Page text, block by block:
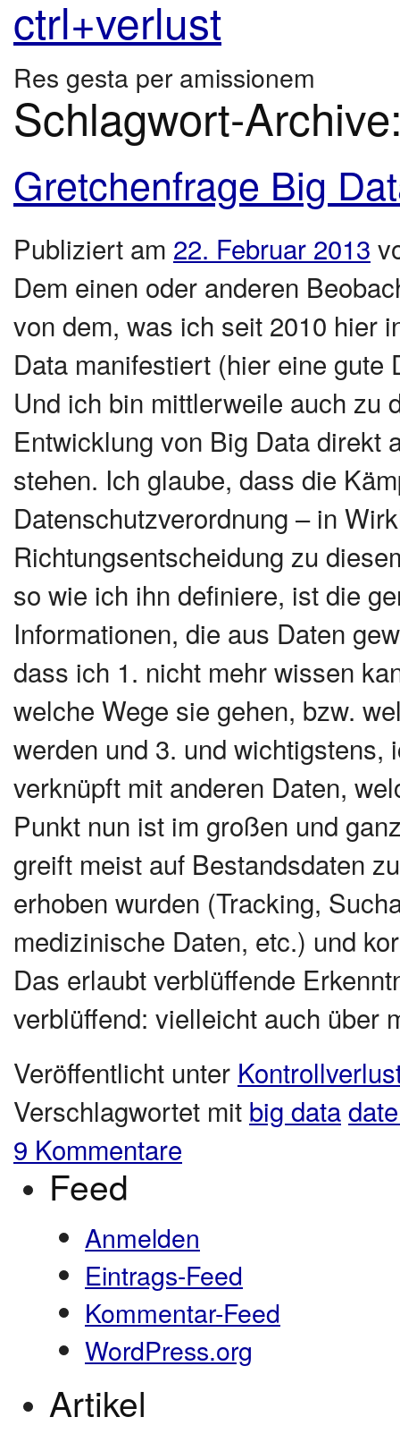
ctrl+verlust
Res gesta per amissionem
Schlagwort-
Gretchenfrage Big
Publiziert am 22. Februar 2013
Dem einen oder anderen
von dem, was ich seit 2010 hier
Data manifestiert (hier eine
Und ich bin mittlerweile auch zu
Entwicklung von Big Data direkt
stehen. Ich glaube, dass die
Datenschutzverordnung – in
Richtungsentscheidung zu
so wie ich ihn definiere, ist die
Informationen, die aus Daten
dass ich 1. nicht mehr wissen
welche Wege sie gehen, bzw.
werden und 3. und
verknüpft mit anderen Daten,
Punkt nun ist im großen und
greift meist auf Bestandsdaten
erhoben wurden (Tracking,
medizinische Daten, etc.) und
Das erlaubt verblüffende
verblüffend: vielleicht auch über
Veröffentlicht unter
Verschlagwortet mit big data
9 Kommentare
Feed
Anmelden
Eintrags-Feed
Kommentar-Feed
WordPress.org
Artikel